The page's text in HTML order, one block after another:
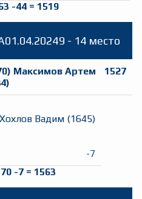
-44= 1519
01.04.20249 - 14 место
) Максимов Артем
)
1527
Хохлов Вадим (1645)
-7
-7 = 1563